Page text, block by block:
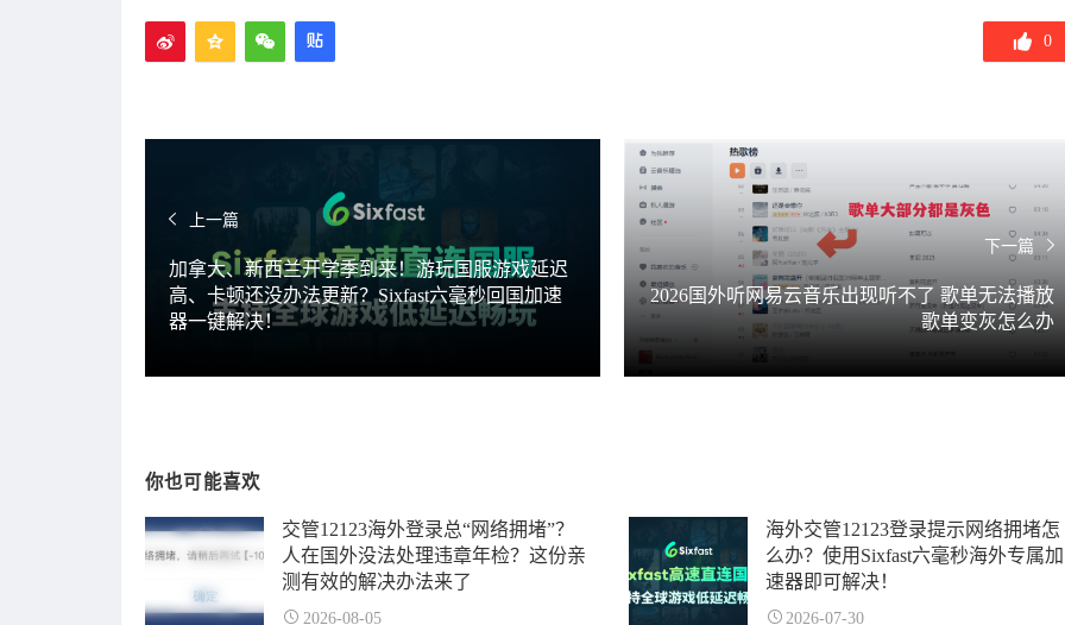
0
上一篇
加拿大、新西兰开学季到来！游玩国服游戏延迟
高、卡顿还没办法更新？Sixfast六毫秒回国加速
器一键解决！
下一篇
2026国外听网易云音乐出现听不了 歌单无法播放
歌单变灰怎么办
你也可能喜欢
交管12123海外登录总“网络拥堵”？
人在国外没法处理违章年检？这份亲
测有效的解决办法来了
2026-08-05
海外交管12123登录提示网络拥堵怎
么办？使用Sixfast六毫秒海外专属加
速器即可解决！
2026-07-30